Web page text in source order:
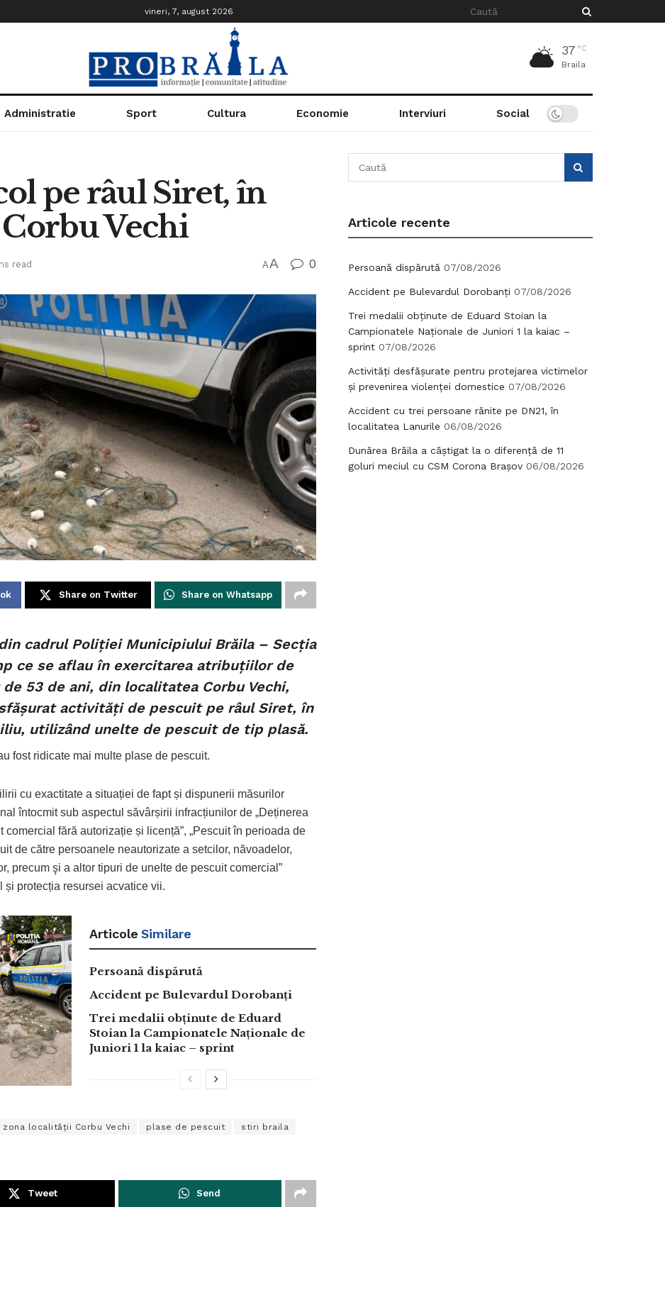
vineri, 7, august 2026
37 °C
Braila
Administratie Sport Cultura Economie Interviuri Social
pe râul Siret, în
Vechi
read AA 0
Share on Twitter Share on Whatsapp
cadrul Poliției Municipiului Brăila – Secția
ce se aflau în exercitarea atribuțiilor de
53 de ani, din localitatea Corbu Vechi,
activități de pescuit pe râul Siret, în
utilizând unelte de pescuit de tip plasă.
fost ridicate mai multe plase de pescuit.
cu exactitate a situației de fapt și dispunerii măsurilor
întocmit sub aspectul săvârșirii infracțiunilor de „Deținerea
fără autorizație și licență”, „Pescuit în perioada de
de către persoanele neautorizate a setcilor, năvoadelor,
precum şi a altor tipuri de unelte de pescuit comercial”
protecția resursei acvatice vii.
Articole Similare
Persoană dispărută
Accident pe Bulevardul Dorobanți
Trei medalii obținute de Eduard
Stoian la Campionatele Naționale de
Juniori 1 la kaiac – sprint
zona localității Corbu Vechi plase de pescuit stiri braila
Tweet Send
Articole recente
Persoană dispărută 07/08/2026
Accident pe Bulevardul Dorobanți 07/08/2026
Trei medalii obținute de Eduard Stoian la
Campionatele Naționale de Juniori 1 la kaiac –
sprint 07/08/2026
Activități desfășurate pentru protejarea victimelor
și prevenirea violenței domestice 07/08/2026
Accident cu trei persoane rănite pe DN21, în
localitatea Lanurile 06/08/2026
Dunărea Brăila a câștigat la o diferență de 11
goluri meciul cu CSM Corona Brașov 06/08/2026